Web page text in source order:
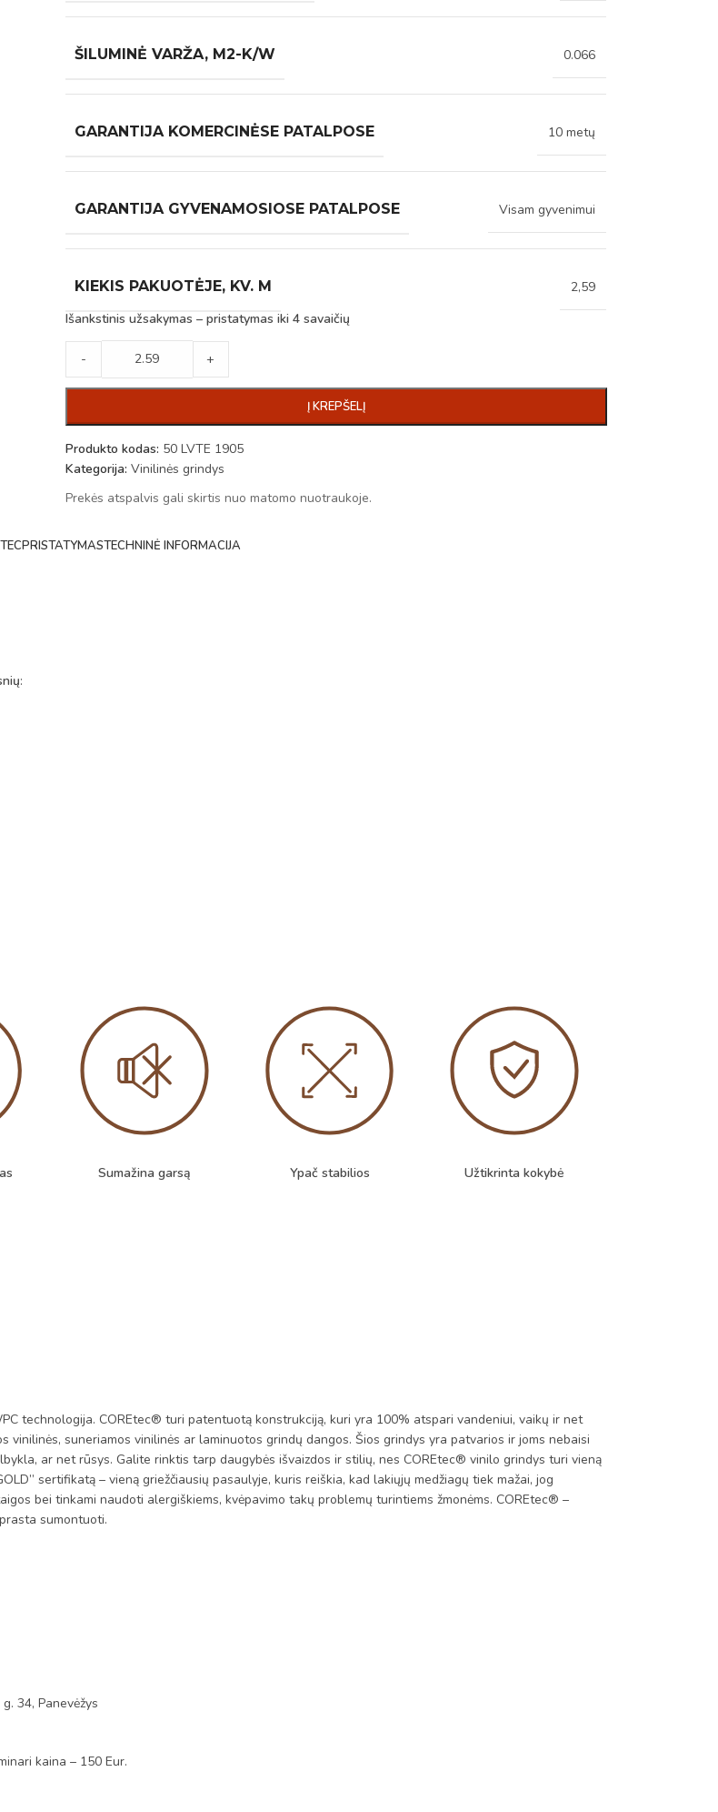
ŠILUMINĖ VARŽA, M2-K/W 0.066
GARANTIJA KOMERCINĖSE PATALPOSE 10 metų
GARANTIJA GYVENAMOSIOSE PATALPOSE Visam gyvenimui
KIEKIS PAKUOTĖJE, KV. M
2,59
Išankstinis užsakymas – pristatymas iki 4 savaičių
- +
Į KREPŠELĮ
Produkto kodas: 50 LVTE 1905
Kategorija: Vinilinės grindys
Prekės atspalvis gali skirtis nuo matomo nuotraukoje.
PRISTATYMASTECHNINĖ INFORMACIJA
:
Sumažina garsą Ypač stabilios Užtikrinta kokybė
technologija. COREtec® turi patentuotą konstrukciją, kuri yra 100% atspari vandeniui, vaikų ir net
suneriamos vinilinės ar laminuotos grindų dangos. Šios grindys yra patvarios ir joms nebaisi
ar net rūsys. Galite rinktis tarp daugybės išvaizdos ir stilių, nes COREtec® vinilo grindys turi vieną
sertifikatą – vieną griežčiausių pasaulyje, kuris reiškia, kad lakiųjų medžiagų tiek mažai, jog
bei tinkami naudoti alergiškiems, kvėpavimo takų problemų turintiems žmonėms. COREtec® –
sumontuoti.
34, Panevėžys
kaina – 150 Eur.